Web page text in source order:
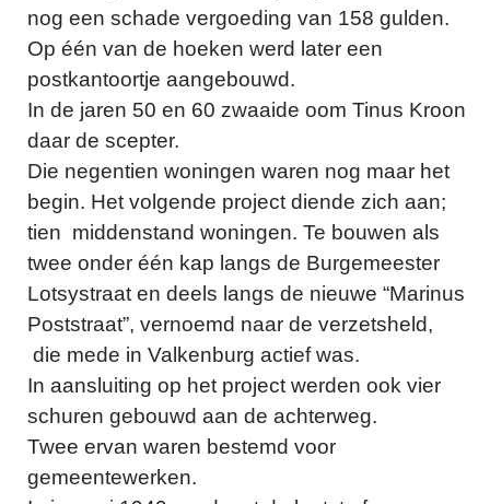
nog een schade vergoeding van 158 gulden.
Op één van de hoeken werd later een
postkantoortje aangebouwd.
In de jaren 50 en 60 zwaaide oom Tinus Kroon
daar de scepter.
Die negentien woningen waren nog maar het
begin. Het volgende project diende zich aan;
tien middenstand woningen. Te bouwen als
twee onder één kap langs de Burgemeester
Lotsystraat en deels langs de nieuwe “Marinus
Poststraat”, vernoemd naar de verzetsheld,
die mede in Valkenburg actief was.
In aansluiting op het project werden ook vier
schuren gebouwd aan de achterweg.
Twee ervan waren bestemd voor
gemeentewerken.